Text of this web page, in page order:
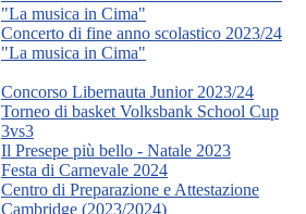
"La musica in Cima"
Concerto di fine anno scolastico 2023/24
"La musica in Cima"
Concorso Libernauta Junior 2023/24
Torneo di basket Volksbank School Cup
3vs3
Il Presepe più bello - Natale 2023
Festa di Carnevale 2024
Centro di Preparazione e Attestazione
Cambridge (2023/2024)